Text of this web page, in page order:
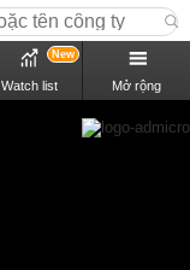
Watch list
New
Mở rộng